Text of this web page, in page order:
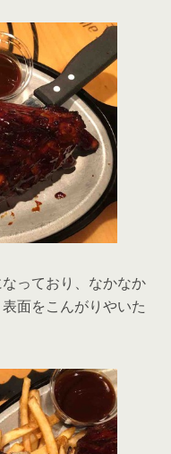
っており、なかなか
面をこんがりやいた